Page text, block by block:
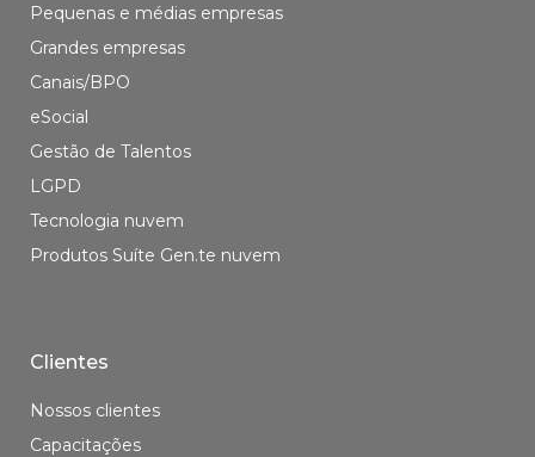
Pequenas e médias empresas
Grandes empresas
Canais/BPO
eSocial
Gestão de Talentos
LGPD
Tecnologia nuvem
Produtos Suíte Gen.te nuvem
Clientes
Nossos clientes
Capacitações